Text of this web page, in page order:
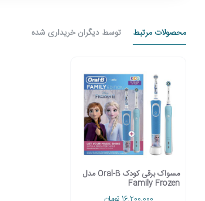
محصولات مرتبط توسط دیگران خریداری شده
مسواک برقی کودک Oral-B مدل
Family Frozen